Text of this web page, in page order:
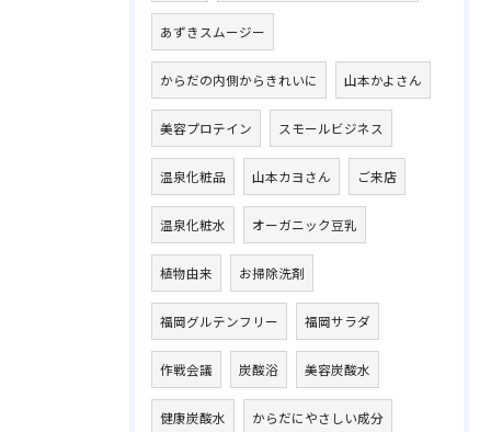
あずきスムージー
からだの内側からきれいに 山本かよさん
美容プロテイン スモールビジネス
温泉化粧品 山本カヨさん ご来店
温泉化粧水 オーガニック豆乳
植物由来 お掃除洗剤
福岡グルテンフリー 福岡サラダ
作戦会議 炭酸浴 美容炭酸水
健康炭酸水 からだにやさしい成分